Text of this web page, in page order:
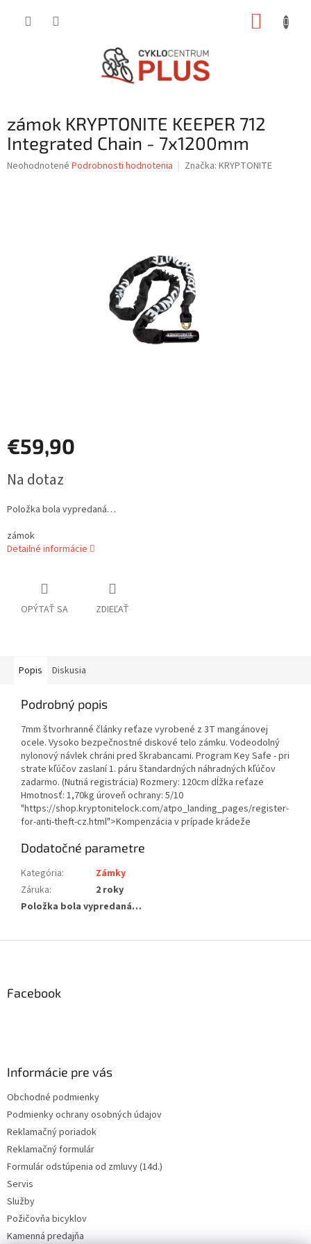
zámok KRYPTONITE KEEPER 712
Integrated Chain - 7x1200mm
Priemerné
Neohodnotené Podrobnosti hodnotenia Značka: KRYPTONITE
€59,90
cena:
Na dotaz
Položka bola vypredaná…
zámok
Detailné informácie
OPÝTAŤ SA ZDIEĽAŤ
Popis Diskusia
Podrobný popis
7mm štvorhranné články reťaze vyrobené z 3T mangánovej
ocele. Vysoko bezpečnostné diskové telo zámku. Vodeodolný
nylonový návlek chráni pred škrabancami. Program Key Safe - pri
strate kľúčov zaslaní 1. páru štandardných náhradných kľúčov
zadarmo. (Nutná registrácia) Rozmery: 120cm dĺžka reťaze
Hmotnosť: 1,70kg úroveň ochrany: 5/10
"https://shop.kryptonitelock.com/atpo_landing_pages/register-
for-anti-theft-cz.html">Kompenzácia v prípade krádeže
Dodatočné parametre
Kategória:
Zámky
Záruka:
2 roky
Položka bola vypredaná…
Facebook
Informácie pre vás
Obchodné podmienky
Podmienky ochrany osobných údajov
Reklamačný poriadok
Reklamačný formulár
Formulár odstúpenia od zmluvy (14d.)
Servis
Služby
Požičovňa bicyklov
Kamenná predajňa